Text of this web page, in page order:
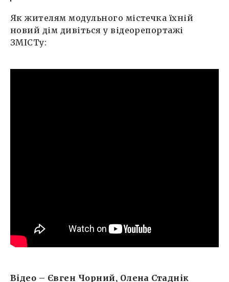
Як жителям модульного містечка їхній
новий дім дивіться у відеорепортажі
ЗМІСТу:
Відео – Євген Чорний, Олена Стаднік